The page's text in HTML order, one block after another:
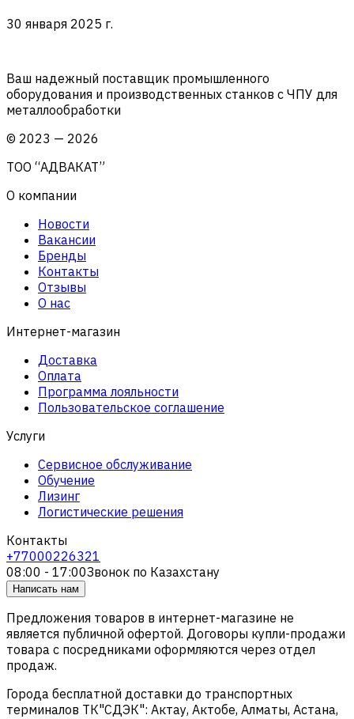
30 января 2025 г.
Ваш надежный поставщик промышленного
оборудования и производственных станков с ЧПУ для
металлообработки
© 2023 — 2026
ТОО “АДВАКАТ”
О компании
Новости
Вакансии
Бренды
Контакты
Отзывы
О нас
Интернет-магазин
Доставка
Оплата
Программа лояльности
Пользовательское соглашение
Услуги
Сервисное обслуживание
Обучение
Лизинг
Логистические решения
Контакты
+77000226321
08:00 - 17:00Звонок по Казахстану
Написать нам
Предложения товаров в интернет-магазине не
является публичной офертой. Договоры купли-продажи
товара с посредниками оформляются через отдел
продаж.
Города бесплатной доставки до транспортных
терминалов ТК"СДЭК": Актау, Актобе, Алматы, Астана,